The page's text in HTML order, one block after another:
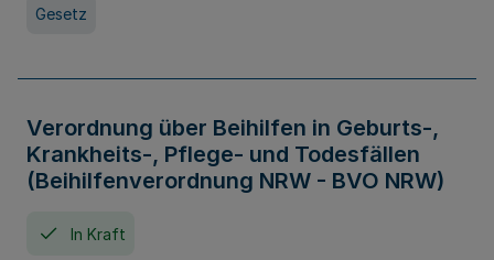
Gesetz
Verordnung über Beihilfen in Geburts-,
Krankheits-, Pflege- und Todesfällen
(Beihilfenverordnung NRW - BVO NRW)
In Kraft